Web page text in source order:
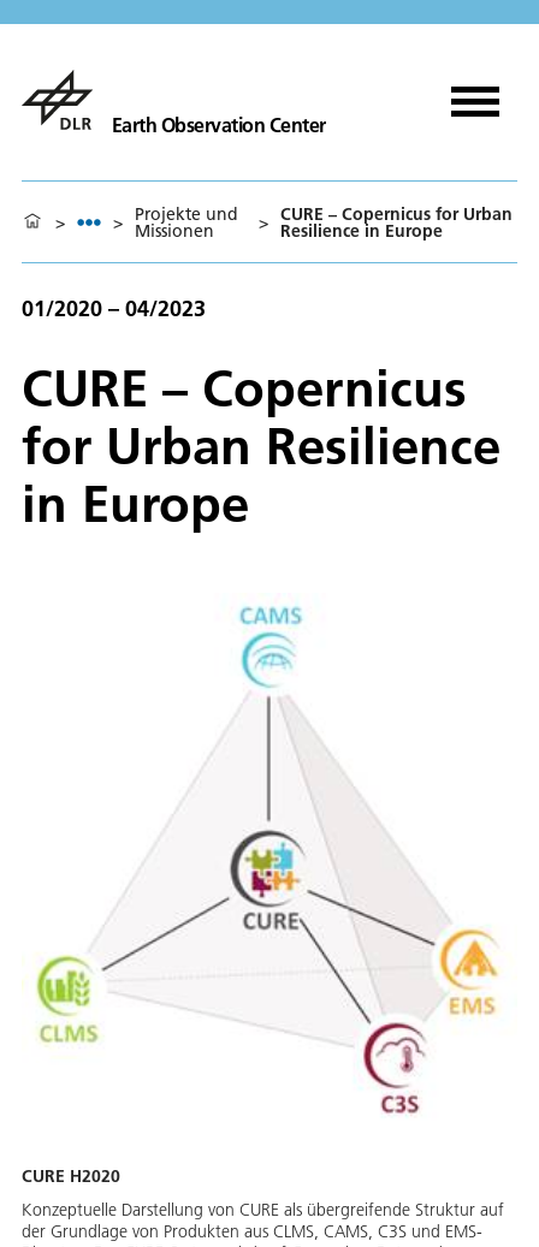
Earth Observation Center
> > Projekte und
Missionen > CURE – Copernicus for Urban
Resilience in Europe
01/2020 – 04/2023
CURE – Copernicus
for Urban Resilience
in Europe
CURE H2020
Konzeptuelle Darstellung von CURE als übergreifende Struktur auf
der Grundlage von Produkten aus CLMS, CAMS, C3S und EMS-